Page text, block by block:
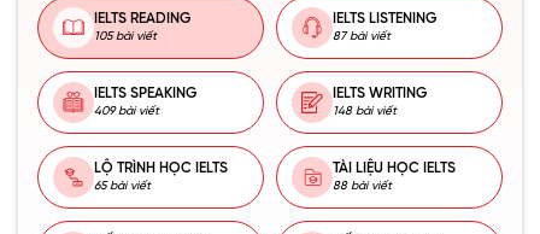
IELTS READING
105 bài viết
IELTS LISTENING
87 bài viết
IELTS SPEAKING
409 bài viết
IELTS WRITING
148 bài viết
LỘ TRÌNH HỌC IELTS
65 bài viết
TÀI LIỆU HỌC IELTS
88 bài viết